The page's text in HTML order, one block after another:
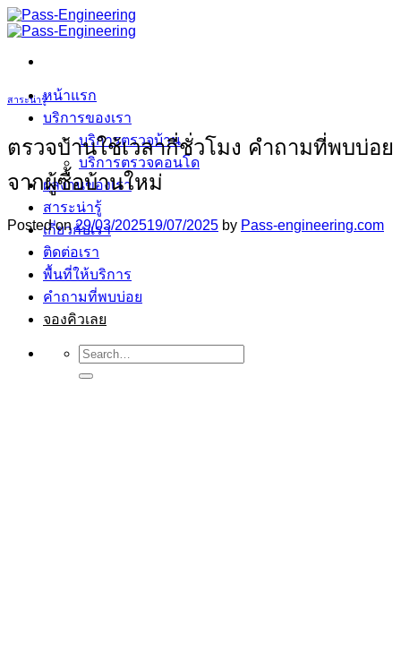
ข้าม
ไป
หน้าแรก
บริการของเรา
บริการตรวจบ้าน
บริการตรวจคอนโด
ผลงานของเรา
สาระน่ารู้
เกี่ยวกับเรา
ติดต่อเรา
พื้นที่ให้บริการ
คำถามที่พบบ่อย
จองคิวเลย
สาระน่ารู้
ตรวจบ้านใช้เวลากี่ชั่วโมง คำถามที่พบบ่อย
จากผู้ซื้อบ้านใหม่
Posted on29/03/202519/07/2025 by Pass-engineering.com